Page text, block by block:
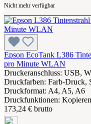
Nicht mehr verfügbar
Epson EcoTank L386
pro Minute WLAN
Druckeranschluss: USB,
Druckfarben: Farb-Druck,
Druckformat: A4, A5, A6
Druckfunktionen:
173,24 € brutto